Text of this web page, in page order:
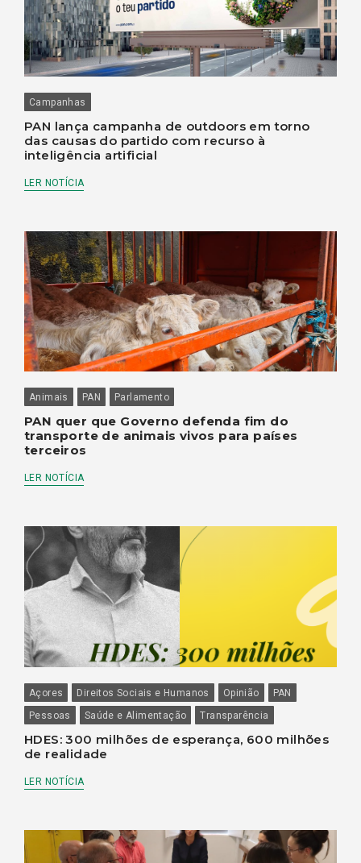
Campanhas
PAN lança campanha de outdoors em torno
das causas do partido com recurso à
inteligência artificial
LER NOTÍCIA
Animais PAN Parlamento
PAN quer que Governo defenda fim do
transporte de animais vivos para países
terceiros
LER NOTÍCIA
Açores Direitos Sociais e Humanos Opinião
PAN
Pessoas
Saúde e Alimentação Transparência
HDES: 300 milhões de esperança, 600 milhões
de realidade
LER NOTÍCIA